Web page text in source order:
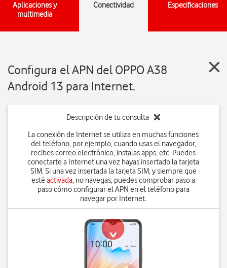
Aplicaciones y
multimedia
Conectividad Especificaciones
Configura el APN del OPPO A38
Android 13 para Internet.
Descripción de tu consulta
La conexión de Internet se utiliza en muchas funciones
del teléfono, por ejemplo, cuando usas el navegador,
recibes correo electrónico, instalas apps, etc. Puedes
conectarte a Internet una vez hayas insertado la tarjeta
SIM. Si una vez insertada la tarjeta SIM, y siempre que
estéactivada, no navegas, puedes comprobar paso a
paso cómo configurar el APN en el teléfono para
navegar por Internet.